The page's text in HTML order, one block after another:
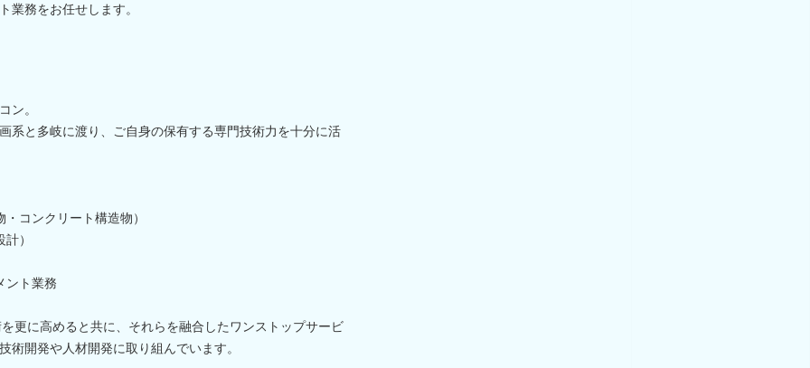
業務をお任せします。
ン。
系と多岐に渡り、ご自身の保有する専門技術力を十分に活
コンクリート構造物）
）
ント業務
更に高めると共に、それらを融合したワンストップサービ
術開発や人材開発に取り組んでいます。